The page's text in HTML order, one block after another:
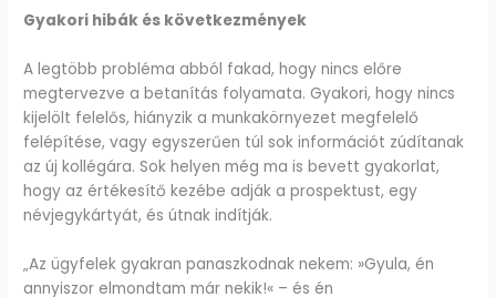
Gyakori hibák és következmények
A legtöbb probléma abból fakad, hogy nincs előre
megtervezve a betanítás folyamata. Gyakori, hogy nincs
kijelölt felelős, hiányzik a munkakörnyezet megfelelő
felépítése, vagy egyszerűen túl sok információt zúdítanak
az új kollégára. Sok helyen még ma is bevett gyakorlat,
hogy az értékesítő kezébe adják a prospektust, egy
névjegykártyát, és útnak indítják.
„Az ügyfelek gyakran panaszkodnak nekem: »Gyula, én
annyiszor elmondtam már nekik!« – és én